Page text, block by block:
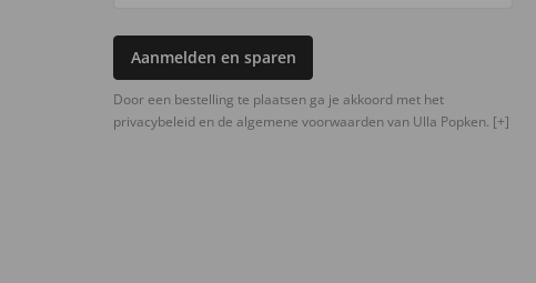
Aanmelden en sparen
Door een bestelling te plaatsen ga je akkoord met het
privacybeleid en de algemene voorwaarden van Ulla Popken. [+]